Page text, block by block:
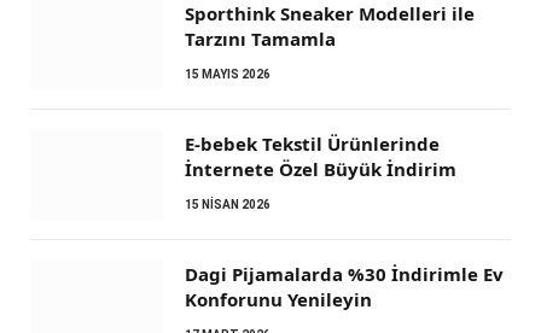
Sporthink Sneaker Modelleri ile
Tarzını Tamamla
15 MAYIS 2026
E-bebek Tekstil Ürünlerinde
İnternete Özel Büyük İndirim
15 NISAN 2026
Dagi Pijamalarda %30 İndirimle Ev
Konforunu Yenileyin